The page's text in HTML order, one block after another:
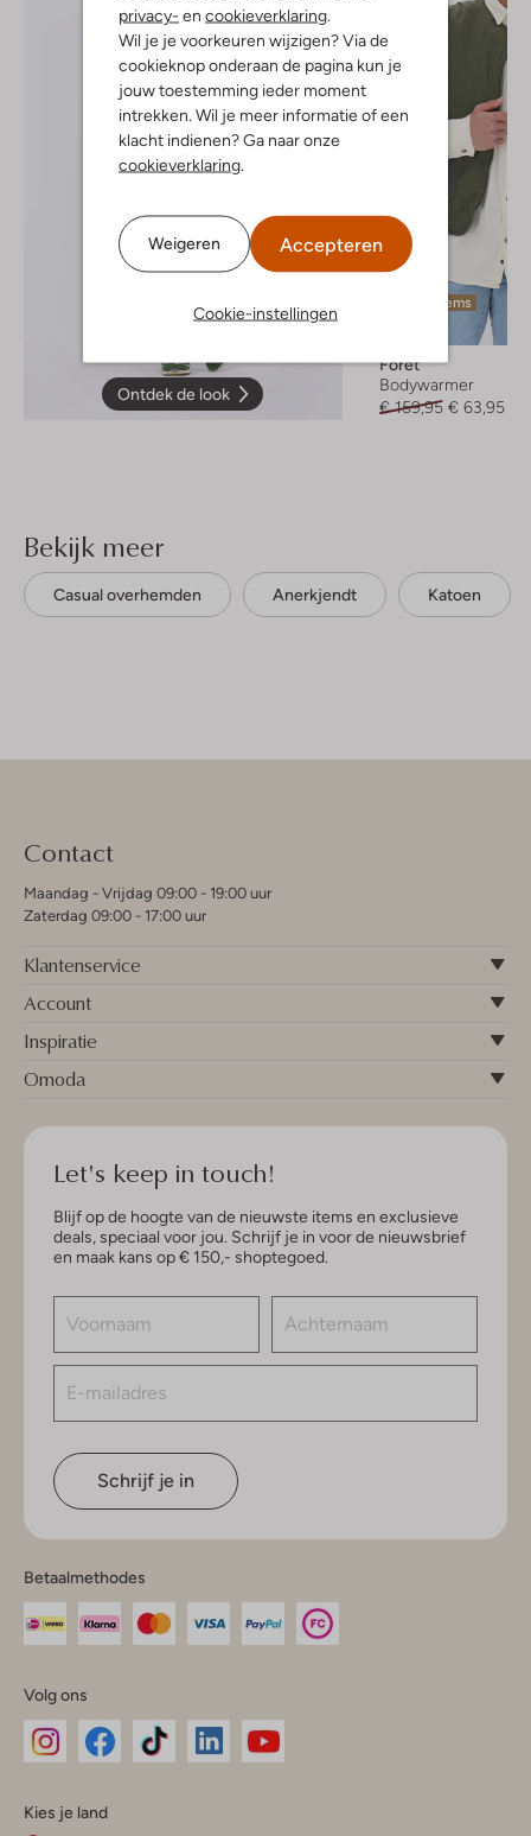
privacy- en cookieverklaring
Wil je je voorkeuren wijzigen? Via de
cookieknop onderaan de pagina kun je
jouw toestemming ieder moment
intrekken. Wil je meer informatie of een
klacht indienen? Ga naar onze
cookieverklaring
Weigeren Accepteren
Cookie-instellingen
Ontdek de look
Laatste items
Forét
Bodywarmer
€ 159,95 € 63,95
Bekijk meer
Casual overhemden Anerkjendt Katoen
Contact
Maandag - Vrijdag 09:00 - 19:00 uur
Zaterdag 09:00 - 17:00 uur
Klantenservice
Account
Inspiratie
Omoda
Let's keep in touch!
Blijf op de hoogte van de nieuwste items en exclusieve
deals, speciaal voor jou. Schrijf je in voor de nieuwsbrief
en maak kans op € 150,- shoptegoed.
Schrijf je in
Betaalmethodes
Volg ons
InstagramFacebook
Kies je land